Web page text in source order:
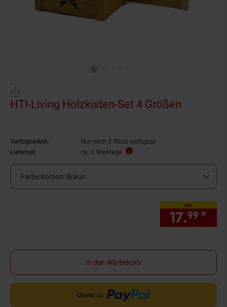
HTI-Living Holzkisten-Set 4 Größen
Verfügbarkeit:
Nur noch 3 Stück verfügbar
Lieferzeit:
ca. 3 Werktage
Farbe Korpus: Braun
nur
17.99 *
In den Warenkorb